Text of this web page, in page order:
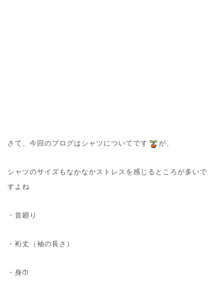
さて、今回のブログはシャツについてです が、
シャツのサイズもなかなかストレスを感じるところが多いで
すよね
・首廻り
・裄丈（袖の長さ）
・身巾